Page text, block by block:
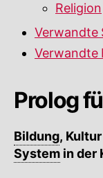
Religion
Verwandte
Verwandte
Prolog
Bildung, Kultur
System in der